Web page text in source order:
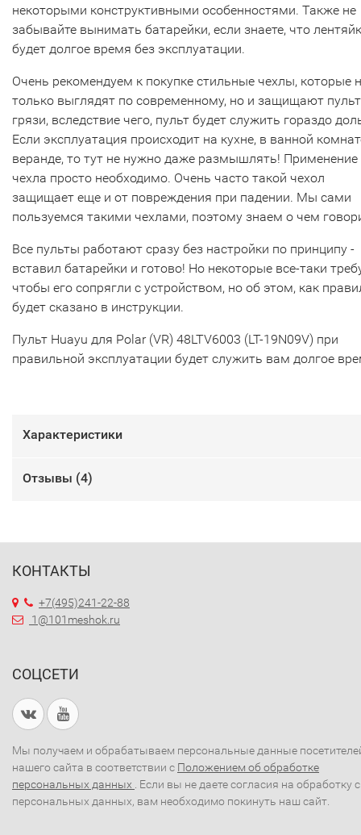
некоторыми конструктивными особенностями. Также не
забывайте вынимать батарейки, если знаете, что
будет долгое время без эксплуатации.
Очень рекомендуем к покупке стильные чехлы, которые
только выглядят по современному, но и защищают
грязи, вследствие чего, пульт будет служить гораздо
Если эксплуатация происходит на кухне, в ванной
веранде, то тут не нужно даже размышлять! Применение
чехла просто необходимо. Очень часто такой чехол
защищает еще и от повреждения при падении. Мы сами
пользуемся такими чехлами, поэтому знаем о чем
Все пульты работают сразу без настройки по принципу -
вставил батарейки и готово! Но некоторые все-таки
чтобы его сопрягли с устройством, но об этом, как
будет сказано в инструкции.
Пульт Huayu для Polar (VR) 48LTV6003 (LT-19N09V) при
правильной эксплуатации будет служить вам долгое
Характеристики
Отзывы (4)
КОНТАКТЫ
+7(495)241-22-88
1@101meshok.ru
СОЦСЕТИ
Мы получаем и обрабатываем персональные данные
нашего сайта в соответствии с Положением об обработке
персональных данных . Если вы не даете согласия на обработку
персональных данных, вам необходимо покинуть наш сайт.